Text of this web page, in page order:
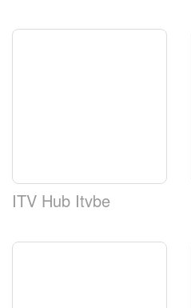
ITV Hub Itvbe